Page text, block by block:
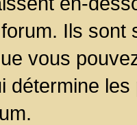
Ils
vous
détermine